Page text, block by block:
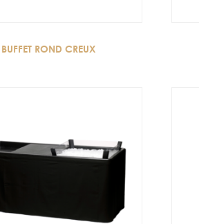
BUFFET ROND CREUX